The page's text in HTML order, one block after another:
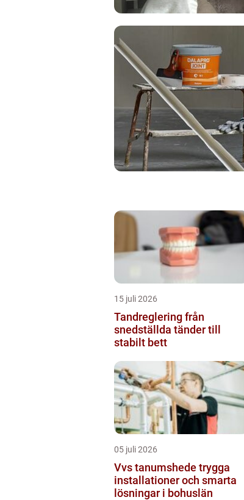
15 juli 2026
Tandreglering från
snedställda tänder till
stabilt bett
05 juli 2026
Vvs tanumshede trygga
installationer och smarta
lösningar i bohuslän